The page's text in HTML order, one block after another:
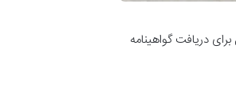
دریافت گواهینامه